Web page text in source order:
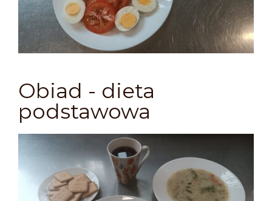
Obiad - dieta
podstawowa